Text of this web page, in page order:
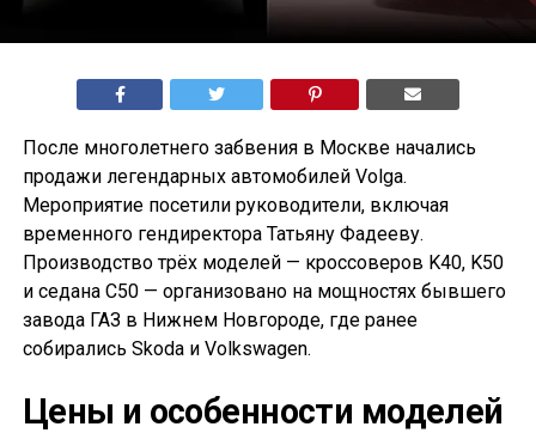
После многолетнего забвения в Москве начались
продажи легендарных автомобилей Volga.
Мероприятие посетили руководители, включая
временного гендиректора Татьяну Фадееву.
Производство трёх моделей — кроссоверов K40, K50
и седана С50 — организовано на мощностях бывшего
завода ГАЗ в Нижнем Новгороде, где ранее
собирались Skoda и Volkswagen.
Цены и особенности моделей